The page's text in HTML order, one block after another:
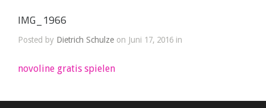
IMG_1966
Posted by Dietrich Schulze on Juni 17, 2016 in
novoline gratis spielen